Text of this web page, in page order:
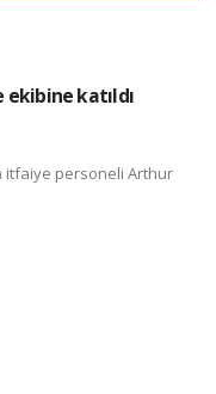
katıldı
itfaiye personeli Arthur